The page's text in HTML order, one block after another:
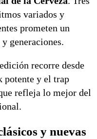
variados y
prometen un
generaciones.
recorre desde
potente y el trap
refleja lo mejor del
y nuevas